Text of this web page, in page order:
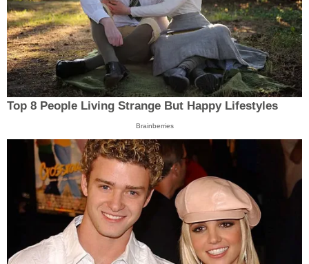
Top 8 People Living Strange But Happy Lifestyles
Brainberries